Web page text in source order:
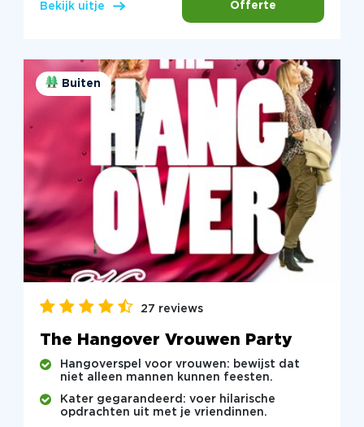
Bekijk uitje Offerte
Buiten
27 reviews
The Hangover Vrouwen Party
Hangoverspel voor vrouwen: bewijst dat
niet alleen mannen kunnen feesten.
Kater gegarandeerd: voer hilarische
opdrachten uit met je vriendinnen.